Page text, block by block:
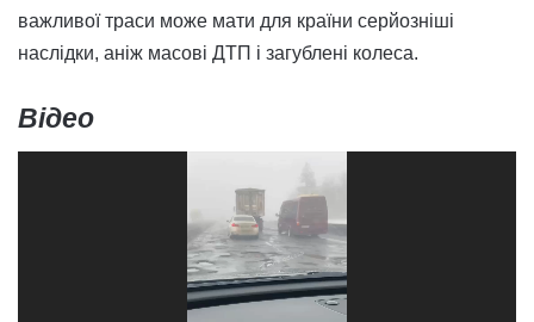
важливої траси може мати для країни серйозніші
наслідки, аніж масові ДТП і загублені колеса.
Відео